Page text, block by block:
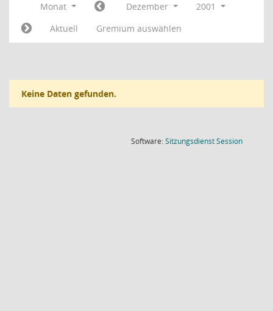
Monat Dezember
2001
Aktuell
Gremium auswählen
Keine Daten gefunden.
Software:SitzungsdienstSession(Wird in